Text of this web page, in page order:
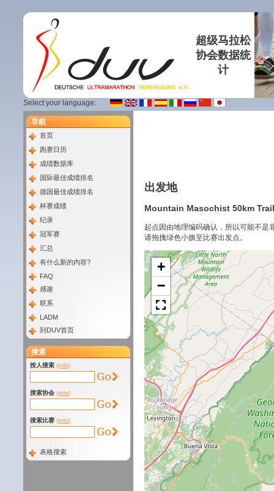
超级马拉松
协会数据统
计
Select your language:
导航
首页
跑赛日历
成绩数据库
国际最佳成绩排名
德国最佳成绩排名
杯赛成绩
纪录
冠军赛
汇总
有什么新的内容?
FAQ
感谢
联系
LADM
到DUV首页
搜索
按人搜索 (info)
搜索协会 (info)
搜索比赛 (info)
表格搜索
出发地
Mountain Masochist 50km
起点因由地理编码确认，所以可能不是
请拖拽绿色小旗至比赛出发点。
+
−